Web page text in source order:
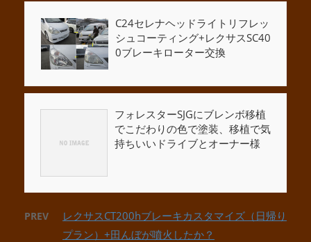
C24セレナヘッドライトリフレッ
シュコーティング+レクサスSC40
0ブレーキローター交換
フォレスターSJGにブレンボ移植
でこだわりの色で塗装、移植で気
持ちいいドライブとオーナー様
PREV
レクサスCT200hブレーキカスタマイズ（日帰り
プラン）+田んぼが噴火したか？